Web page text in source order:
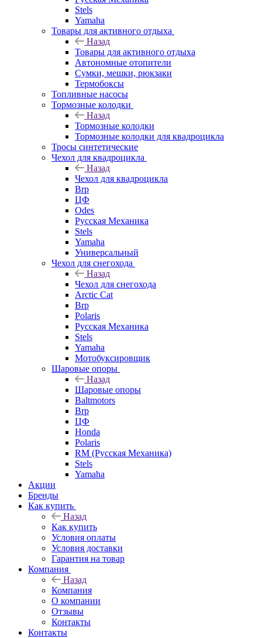
Stels
Yamaha
Товары для активного отдыха
Назад
Товары для активного отдыха
Автономные отопители
Сумки, мешки, рюкзаки
Термобоксы
Топливные насосы
Тормозные колодки
Назад
Тормозные колодки
Тормозные колодки для квадроцикла
Тросы синтетические
Чехол для квадроцикла
Назад
Чехол для квадроцикла
Brp
ЦФ
Odes
Русская Механика
Stels
Yamaha
Универсальный
Чехол для снегохода
Назад
Чехол для снегохода
Arctic Cat
Brp
Polaris
Русская Механика
Stels
Yamaha
Мотобуксировщик
Шаровые опоры
Назад
Шаровые опоры
Baltmotors
Brp
ЦФ
Honda
Polaris
RM (Русская Механика)
Stels
Yamaha
Акции
Бренды
Как купить
Назад
Как купить
Условия оплаты
Условия доставки
Гарантия на товар
Компания
Назад
Компания
О компании
Отзывы
Контакты
Контакты